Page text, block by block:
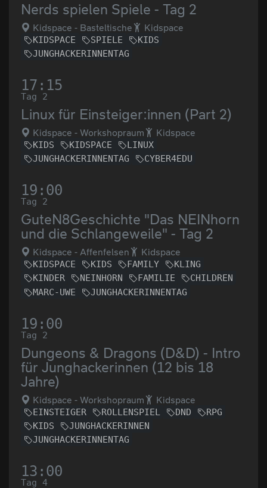
Nerds spielen Spiele - Tag 2
Kidspace - Basteltische Kidspace
KIDSPACE SPIELE
KIDS
JUNGHACKERINNENTAG
17:15
Tag 2
Linux für Einsteiger:innen (Part 2)
Kidspace - Workshopraum Kidspace
KIDS KIDSPACE
LINUX
JUNGHACKERINNENTAG
CYBER4EDU
19:00
Tag 2
GuteN8Geschichte "Das NEINhorn
und die Schlangeweile" - Tag 2
Kidspace - Affenfelsen Kidspace
KIDSPACE KIDS FAMILY
KLING
KINDER
NEINHORN FAMILIE
CHILDREN
MARC-UWE
JUNGHACKERINNENTAG
19:00
Tag 2
Dungeons & Dragons (D&D) - Intro
für Junghackerinnen (12 bis 18
Jahre)
Kidspace - Workshopraum Kidspace
EINSTEIGER ROLLENSPIEL DND
RPG
KIDS
JUNGHACKERINNEN
JUNGHACKERINNENTAG
13:00
Tag 4